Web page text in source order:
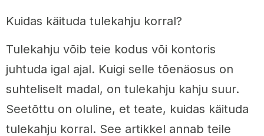
Kuidas käituda tulekahju korral?
Tulekahju võib teie kodus või kontoris
juhtuda igal ajal. Kuigi selle tõenäosus on
suhteliselt madal, on tulekahju kahju suur.
Seetõttu on oluline, et teate, kuidas käituda
tulekahju korral. See artikkel annab teile